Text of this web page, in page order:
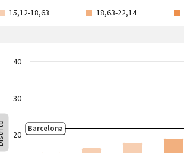
15,12-18,63 18,63-22,14
20
30
40
Barcelona